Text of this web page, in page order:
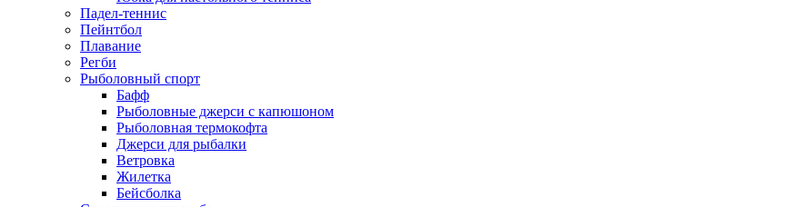
Падел-теннис
Пейнтбол
Плавание
Регби
Рыболовный спорт
Бафф
Рыболовные джерси с капюшоном
Рыболовная термокофта
Джерси для рыбалки
Ветровка
Жилетка
Бейсболка